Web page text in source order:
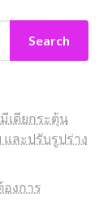
Search
เดียกระตุ้น
ละปรับรูปร่าง
องการ